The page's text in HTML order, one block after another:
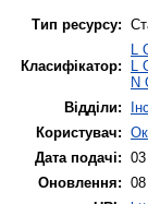
Тип ресурсу:
Класифікатор:
L
L
N
Відділи:
Користувач:
Дата подачі:
Оновлення: